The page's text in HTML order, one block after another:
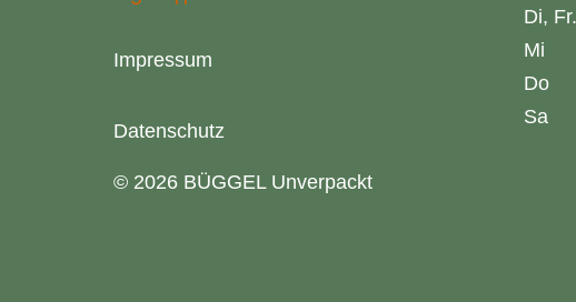
Impressum
Datenschutz
© 2026 BÜGGEL Unverpackt
Di, Fr.
Mi
Do
Sa